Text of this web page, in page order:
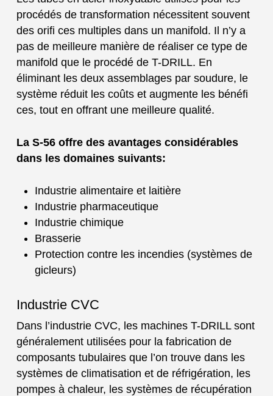
procédés de transformation nécessitent souvent
des orifi ces multiples dans un manifold. Il n’y a
pas de meilleure manière de réaliser ce type de
manifold que le procédé de T-DRILL. En
éliminant les deux assemblages par soudure, le
système réduit les coûts et augmente les bénéfi
ces, tout en offrant une meilleure qualité.
La S-56 offre des avantages considérables
dans les domaines suivants:
Industrie alimentaire et laitière
Industrie pharmaceutique
Industrie chimique
Brasserie
Protection contre les incendies (systèmes de
gicleurs)
Industrie CVC
Dans l’industrie CVC, les machines T-DRILL sont
généralement utilisées pour la fabrication de
composants tubulaires que l’on trouve dans les
systèmes de climatisation et de réfrigération, les
pompes à chaleur, les systèmes de récupération